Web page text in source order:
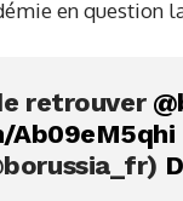
en question
retrouver